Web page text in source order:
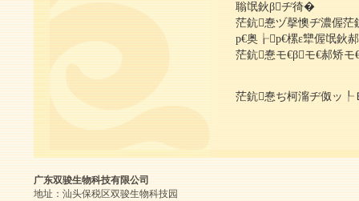
聬氓鈥βヂ徛�
茫鈧惷ヅ撀懊ヂ濃偓
р€奥┟р€樏ε犫偓氓鈥
茫鈧惷モ€βモ€郝矫
茫鈧惷ぢ柯澝ヂ伮ッ┞
广东双骏生物科技有限公司
地址：汕头保税区双骏生物科技园